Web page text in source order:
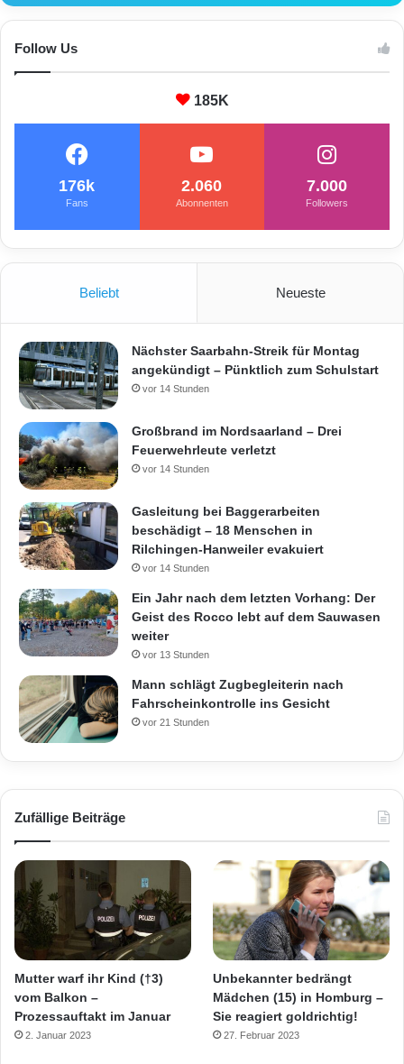
H
m
g
Follow Us
185K
176k
Fans
2.060
Abonnenten
7.000
Followers
Beliebt Neueste
Nächster Saarbahn-Streik für Montag
angekündigt – Pünktlich zum Schulstart
vor 14 Stunden
Großbrand im Nordsaarland – Drei
Feuerwehrleute verletzt
vor 14 Stunden
Gasleitung bei Baggerarbeiten
beschädigt – 18 Menschen in
Rilchingen-Hanweiler evakuiert
vor 14 Stunden
Ein Jahr nach dem letzten Vorhang: Der
Geist des Rocco lebt auf dem Sauwasen
weiter
vor 13 Stunden
Mann schlägt Zugbegleiterin nach
Fahrscheinkontrolle ins Gesicht
vor 21 Stunden
Zufällige Beiträge
Mutter warf ihr Kind (†3)
vom Balkon –
Prozessauftakt im Januar
2. Januar 2023
Unbekannter bedrängt
Mädchen (15) in Homburg –
Sie reagiert goldrichtig!
27. Februar 2023